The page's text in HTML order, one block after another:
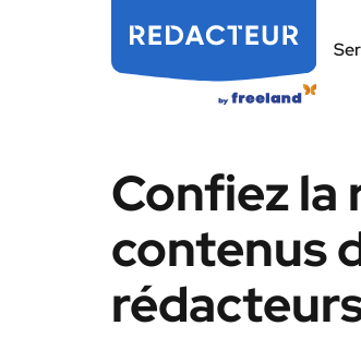
Confiez la
contenus